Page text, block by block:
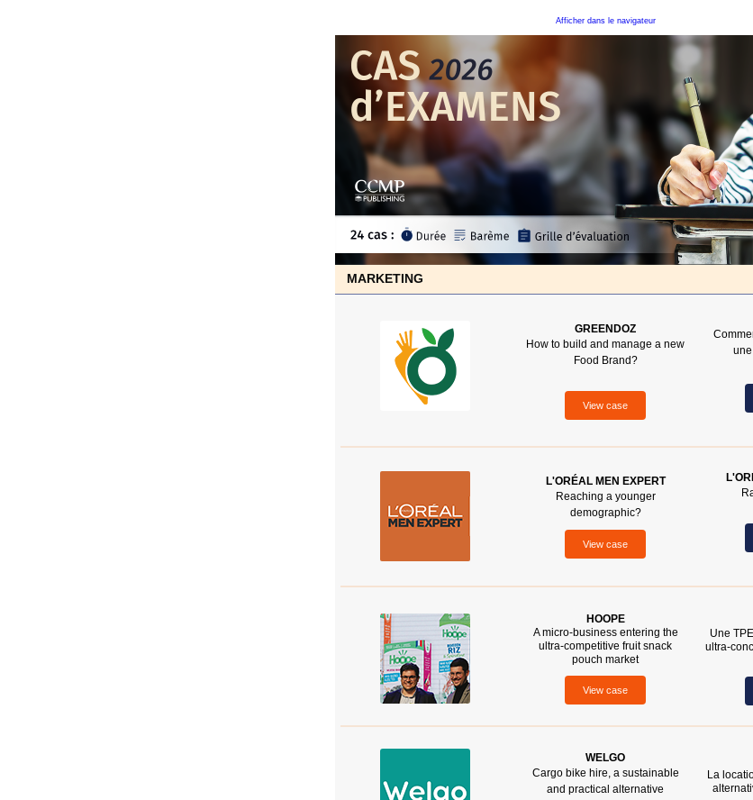
Afficher dans le navigateur
MARKETING
GREENDOZ
How to build and manage a new
Food Brand?
View case
L'ORÉAL MEN EXPERT
Reaching a younger
demographic?
View case
HOOPE
A micro-business entering the
ultra-competitive fruit snack
pouch market
View case
Une
ultra-
WELGO
Cargo bike hire, a sustainable
and practical alternative
La